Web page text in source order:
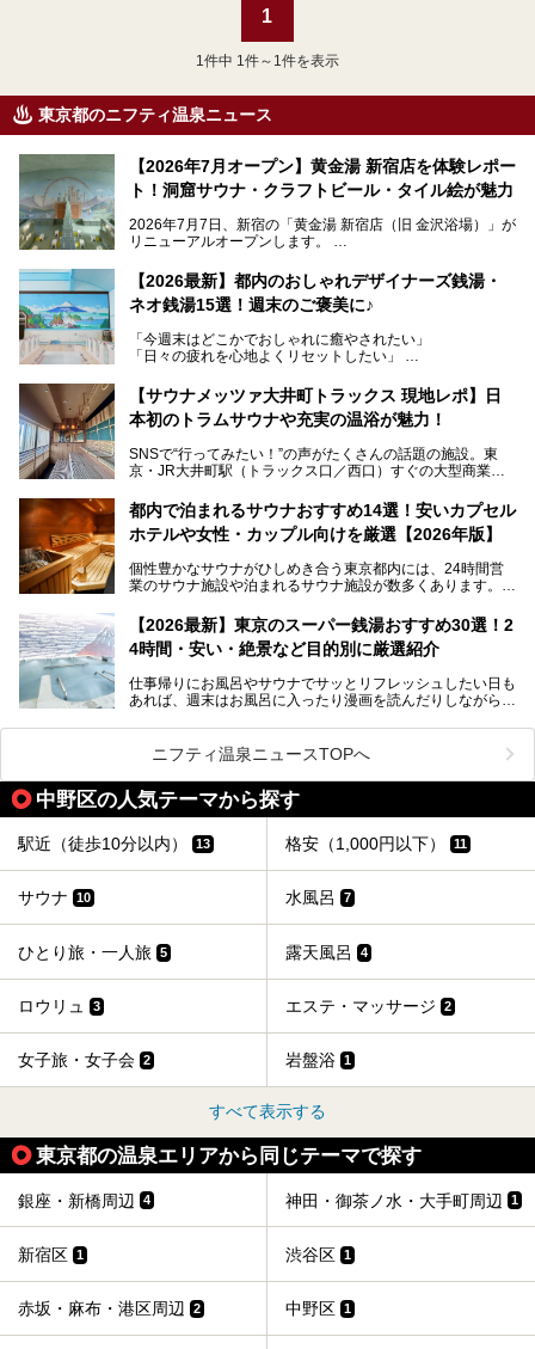
1
1 件中 1件～1件を表示
東京都のニフティ温泉ニュース
【2026年7月オープン】黄金湯 新宿店を体験レポー
ト！洞窟サウナ・クラフトビール・タイル絵が魅力
2026年7月7日、新宿の「黄金湯 新宿店（旧 金沢浴場）」が
リニューアルオープンします。
レトロでノスタルジックなタイル絵はそのまま、昔からここ
を知る地元の人にも、新しく足を運んでくれる人にも愛され
る、今の時代の"銭湯"として生まれ変わりました。洞窟のよ
ビアバーなど、新しく登場したスポットも併せて紹介しま
す。充実した設備があるのに、基本の入浴料が銭湯価格の5
【2026最新】都内のおしゃれデザイナーズ銭湯・
ネオ銭湯15選！週末のご褒美に♪
「今週末はどこかでおしゃれに癒やされたい」
「日々の疲れを心地よくリセットしたい」
となっている新しいスタイルの銭湯です。
最近、SNSやメディアで「デザイナーズ銭湯」や「ネオ銭
本記事では、そもそもこれらがどんな銭湯なのか、その気に
いおしゃれな名店15選を、おすすめの順番で一挙にご紹介
します。
【サウナメッツァ大井町トラックス 現地レポ】日
本初のトラムサウナや充実の温浴が魅力！
SNSで“行ってみたい！”の声がたくさんの話題の施設。東
京・JR大井町駅（トラックス口／西口）すぐの大型商業施
ツァ大井町トラックス」がニューオープン。施設の様子をレ
ポ―トします。
都内で泊まれるサウナおすすめ14選！安いカプセル
ホテルや女性・カップル向けを厳選【2026年版】
個性豊かなサウナがひしめき合う東京都内には、24時間営
業のサウナ施設や泊まれるサウナ施設が数多くあります。
を旅の目的とする「サ旅」や自分へのご褒美のための宿泊な
ど、自分の好きなタイミングで好きなだけサ活ができるのが
魅力です。
最近では、男性専用施設だけでなく、カップルや女性に嬉し
い個室サウナも増えてきました。
ら、特におすすめしたい施設14選をご紹介します。
してみてください。
【2026最新】東京のスーパー銭湯おすすめ30選！2
4時間・安い・絶景など目的別に厳選紹介
仕事帰りにお風呂やサウナでサッとリフレッシュしたい日も
あれば、週末はお風呂に入ったり漫画を読んだりしながら一
また、終電を逃してしまい、「このまま朝までゆっくりでき
る場所があれば」と探した経験がある人も多いのではないで
しょうか。
そこで本記事では、東京でおすすめのスーパー銭湯を、目的
別に厳選した30施設からご紹介します。
24時間営業で宿泊できる施設や、1,000円以下で楽しめる安
い施設、デートや休日レジャーにもぴったりなエンタメ要素
ニフティ温泉ニュースTOPへ
中野区の人気テーマから探す
駅近（徒歩10分以内） 13 格安（1,000円以下） 11
サウナ 10 水風呂 7
ひとり旅・一人旅 5 露天風呂 4
ロウリュ 3 エステ・マッサージ 2
女子旅・女子会 2 岩盤浴 1
すべて表示する
東京都の温泉エリアから同じテーマで探す
銀座・新橋周辺 4 神田・御茶ノ水・大手町周辺 1
新宿区 1 渋谷区 1
赤坂・麻布・港区周辺 2 中野区 1